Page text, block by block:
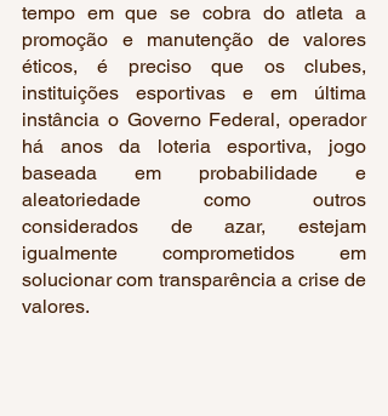
tempo em que se cobra do atleta a
promoção e manutenção de valores
éticos, é preciso que os clubes,
instituições esportivas e em última
instância o Governo Federal, operador
há anos da loteria esportiva, jogo
baseada em probabilidade e
aleatoriedade como outros
considerados de azar, estejam
igualmente comprometidos em
solucionar com transparência a crise de
valores.